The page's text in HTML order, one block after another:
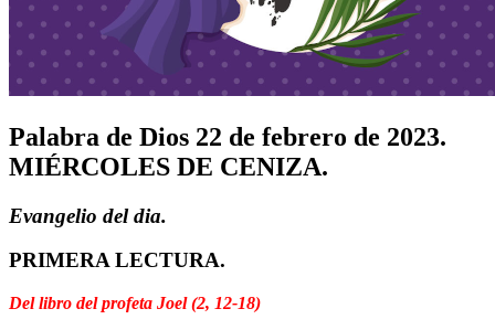
Palabra de Dios 22 de febrero de 2023.
MIÉRCOLES DE CENIZA.
Evangelio del dia.
PRIMERA LECTURA.
Del libro del profeta Joel (2, 12-18)